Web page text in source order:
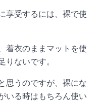
享受するには、裸で使
着衣のままマットを使
りないです。
思うのですが、裸にな
いる時はもちろん使い